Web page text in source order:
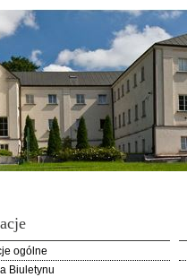
ogólne
Biuletynu